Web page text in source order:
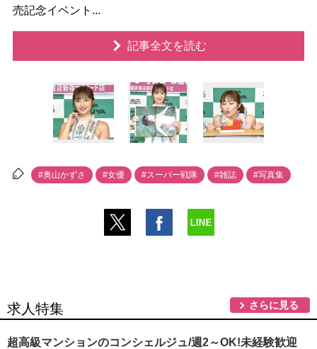
売記念イベント...
記事全文を読む
#奥山かずさ #女優 #スーパー戦隊 #雑誌 #写真集
求人特集 さらに見る
超高級マンションのコンシェルジュ/週2～OK!未経験歓迎